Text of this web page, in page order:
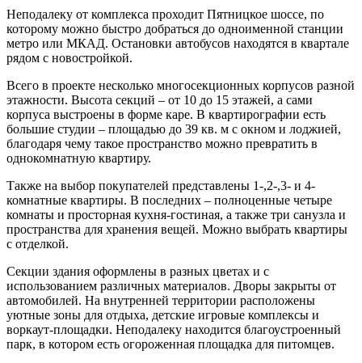
Неподалеку от комплекса проходит Пятницкое шоссе, по
которому можно быстро добраться до одноименной станции
метро или МКАД. Остановки автобусов находятся в квартале
рядом с новостройкой.
Всего в проекте несколько многосекционных корпусов разной
этажности. Высота секций – от 10 до 15 этажей, а сами
корпуса выстроены в форме каре. В квартирографии есть
большие студии – площадью до 39 кв. м с окном и лоджией,
благодаря чему такое пространство можно превратить в
однокомнатную квартиру.
Также на выбор покупателей представлены 1-,2-,3- и 4-
комнатные квартиры. В последних – полноценные четыре
комнаты и просторная кухня-гостиная, а также три санузла и
пространства для хранения вещей. Можно выбрать квартиры
с отделкой.
Секции здания оформлены в разных цветах и с
использованием различных материалов. Дворы закрыты от
автомобилей. На внутренней территории расположены
уютные зоны для отдыха, детские игровые комплексы и
воркаут-площадки. Неподалеку находится благоустроенный
парк, в котором есть огороженная площадка для питомцев.